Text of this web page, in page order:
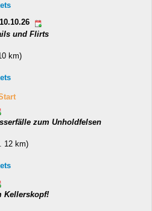
und Flirts
km)
zum Unholdfelsen
12 km)
Kellerskopf!